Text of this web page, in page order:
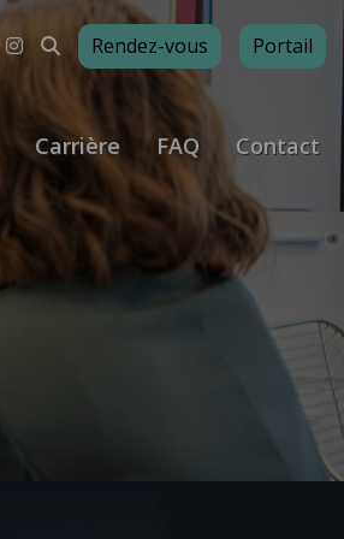
Rendez-vous Portail
Carrière FAQ Contact